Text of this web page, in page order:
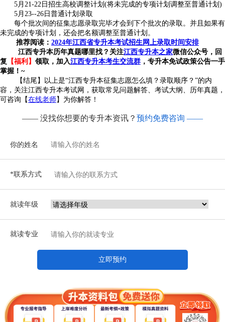
5月21-22日招生高校调整计划(将未完成的专项计划调整至普通计划)
5月23--26日普通计划录取
每个批次间的征集志愿录取完毕才会到下个批次的录取。并且如果有
未完成的专项计划，还会把名额调整至普通计划。
推荐阅读： 2024年江西省专升本考试招生网上录取时间安排
江西专升本历年真题哪里找？关注江西专升本之家微信公众号，回
复 【福利】 领取 ， 加入江西专升本考生交流群 ， 专升本免试政策公告一手
掌握！ ~
【结尾】以上是“江西专升本征集志愿怎么填？录取顺序？”的内
容，关注江西专升本考试网，获取常见问题解答、考试大纲、历年真题，
可咨询【在线老师 】为你解答！
—— 没找你想要的专升本资讯？ 预约免费咨询 ——
你的姓名
*联系方式
就读年级
就读专业
立即预约